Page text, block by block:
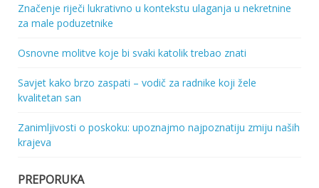
Značenje riječi lukrativno u kontekstu ulaganja u nekretnine
za male poduzetnike
Osnovne molitve koje bi svaki katolik trebao znati
Savjet kako brzo zaspati – vodič za radnike koji žele
kvalitetan san
Zanimljivosti o poskoku: upoznajmo najpoznatiju zmiju naših
krajeva
PREPORUKA